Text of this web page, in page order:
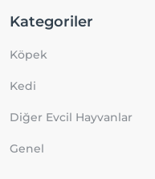
Kategoriler
Köpek
Kedi
Diğer Evcil Hayvanlar
Genel